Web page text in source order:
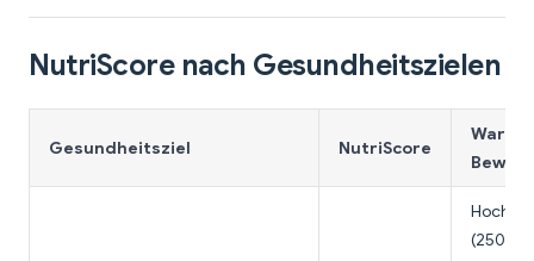
NutriScore nach Gesundheitszielen
Gesundheitsziel NutriScore
Hoch
(250/